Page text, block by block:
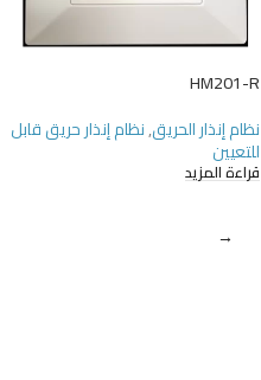
HM201-R
نظام إنذار الحريق,نظام إنذار حريق قابل
للتعيين
قراءة المزيد
→